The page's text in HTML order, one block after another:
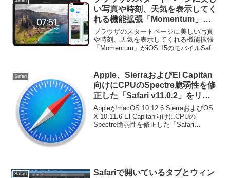
い写真や時刻、天気を表示してく
れる機能拡張「Momentum」が
iOS 15のモバイルSafariに対応。
ブラウザのスタートページに美しい写真
や時刻、天気を表示してくれる機能拡張
「Momentum」がiOS 15のモバイルSafari
Safari
Apple、SierraおよびEl Capitan
向けにCPUのSpectre脆弱性を修
正した「Safari v11.0.2」をリリ
ース。
AppleがmacOS 10.12.6 SierraおよびOS
X 10.11.6 El Capitan向けにCPUの
Spectre脆弱性を修正した「Safari
Safari
Safariで開いているタブとウィン